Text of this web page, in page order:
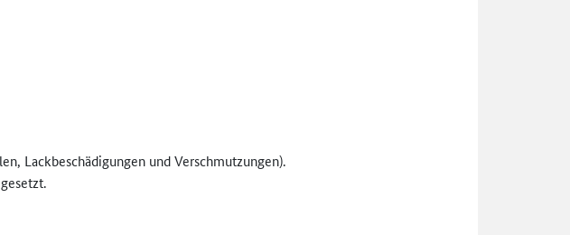
Lackbeschädigungen und Verschmutzungen).